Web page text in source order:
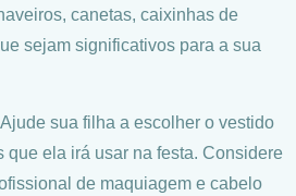
canetas, caixinhas de
sejam significativos para a sua
sua filha a escolher o vestido
que ela irá usar na festa. Considere
de maquiagem e cabelo